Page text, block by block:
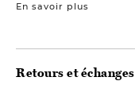
En savoir plus
Retours et échanges